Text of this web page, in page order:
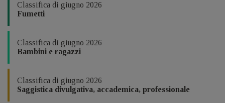
Classifica di giugno 2026
Fumetti
Classifica di giugno 2026
Bambini e ragazzi
Classifica di giugno 2026
Saggistica divulgativa, accademica, professionale